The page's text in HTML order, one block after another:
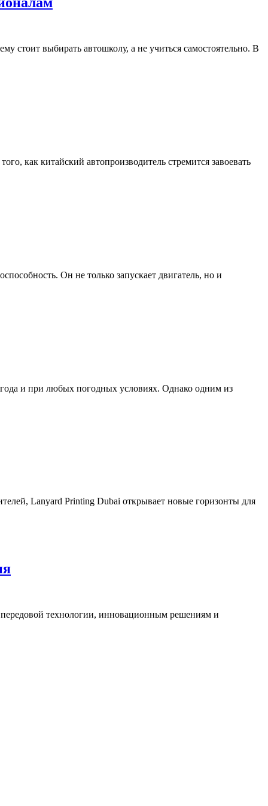
стоит выбирать автошколу, а не учиться самостоятельно. В
как китайский автопроизводитель стремится завоевать
Он не только запускает двигатель, но и
и при любых погодных условиях. Однако одним из
Lanyard Printing Dubai открывает новые горизонты для
технологии, инновационным решениям и